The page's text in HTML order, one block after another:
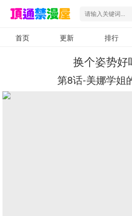
首页 更新 排行
换个姿势好
第8话-美娜学姐